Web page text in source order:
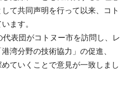
て共同声明を行って以来、コト
ます。
表団がコトヌー市を訪問し、レ
湾分野の技術協力」の促進、
めていくことで意見が一致しまし